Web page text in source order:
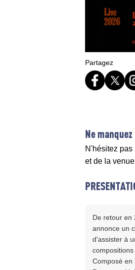
Partagez
Ne
N'hésitez
et de la
De retour en
annonce un
d'assister à
Composé en